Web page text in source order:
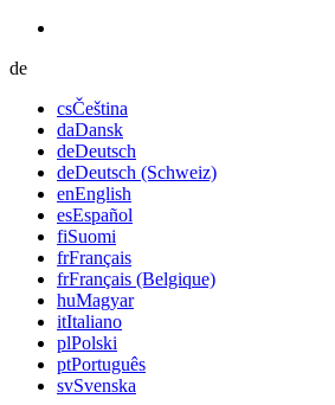
de
csČeština
daDansk
deDeutsch
deDeutsch (Schweiz)
enEnglish
esEspañol
fiSuomi
frFrançais
frFrançais (Belgique)
huMagyar
itItaliano
plPolski
ptPortuguês
svSvenska